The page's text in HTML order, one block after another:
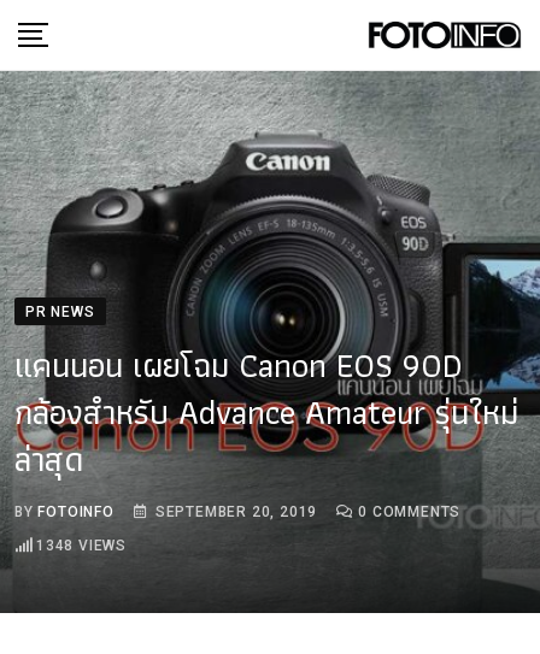
to
content
PR NEWS
แคนนอน เผยโฉม Canon EOS 90D
กล้องสำหรับ Advance Amateur รุ่นใหม่
ล่าสุด
BYFOTOINFO SEPTEMBER 20, 2019 0 COMMENTS
1348 VIEWS